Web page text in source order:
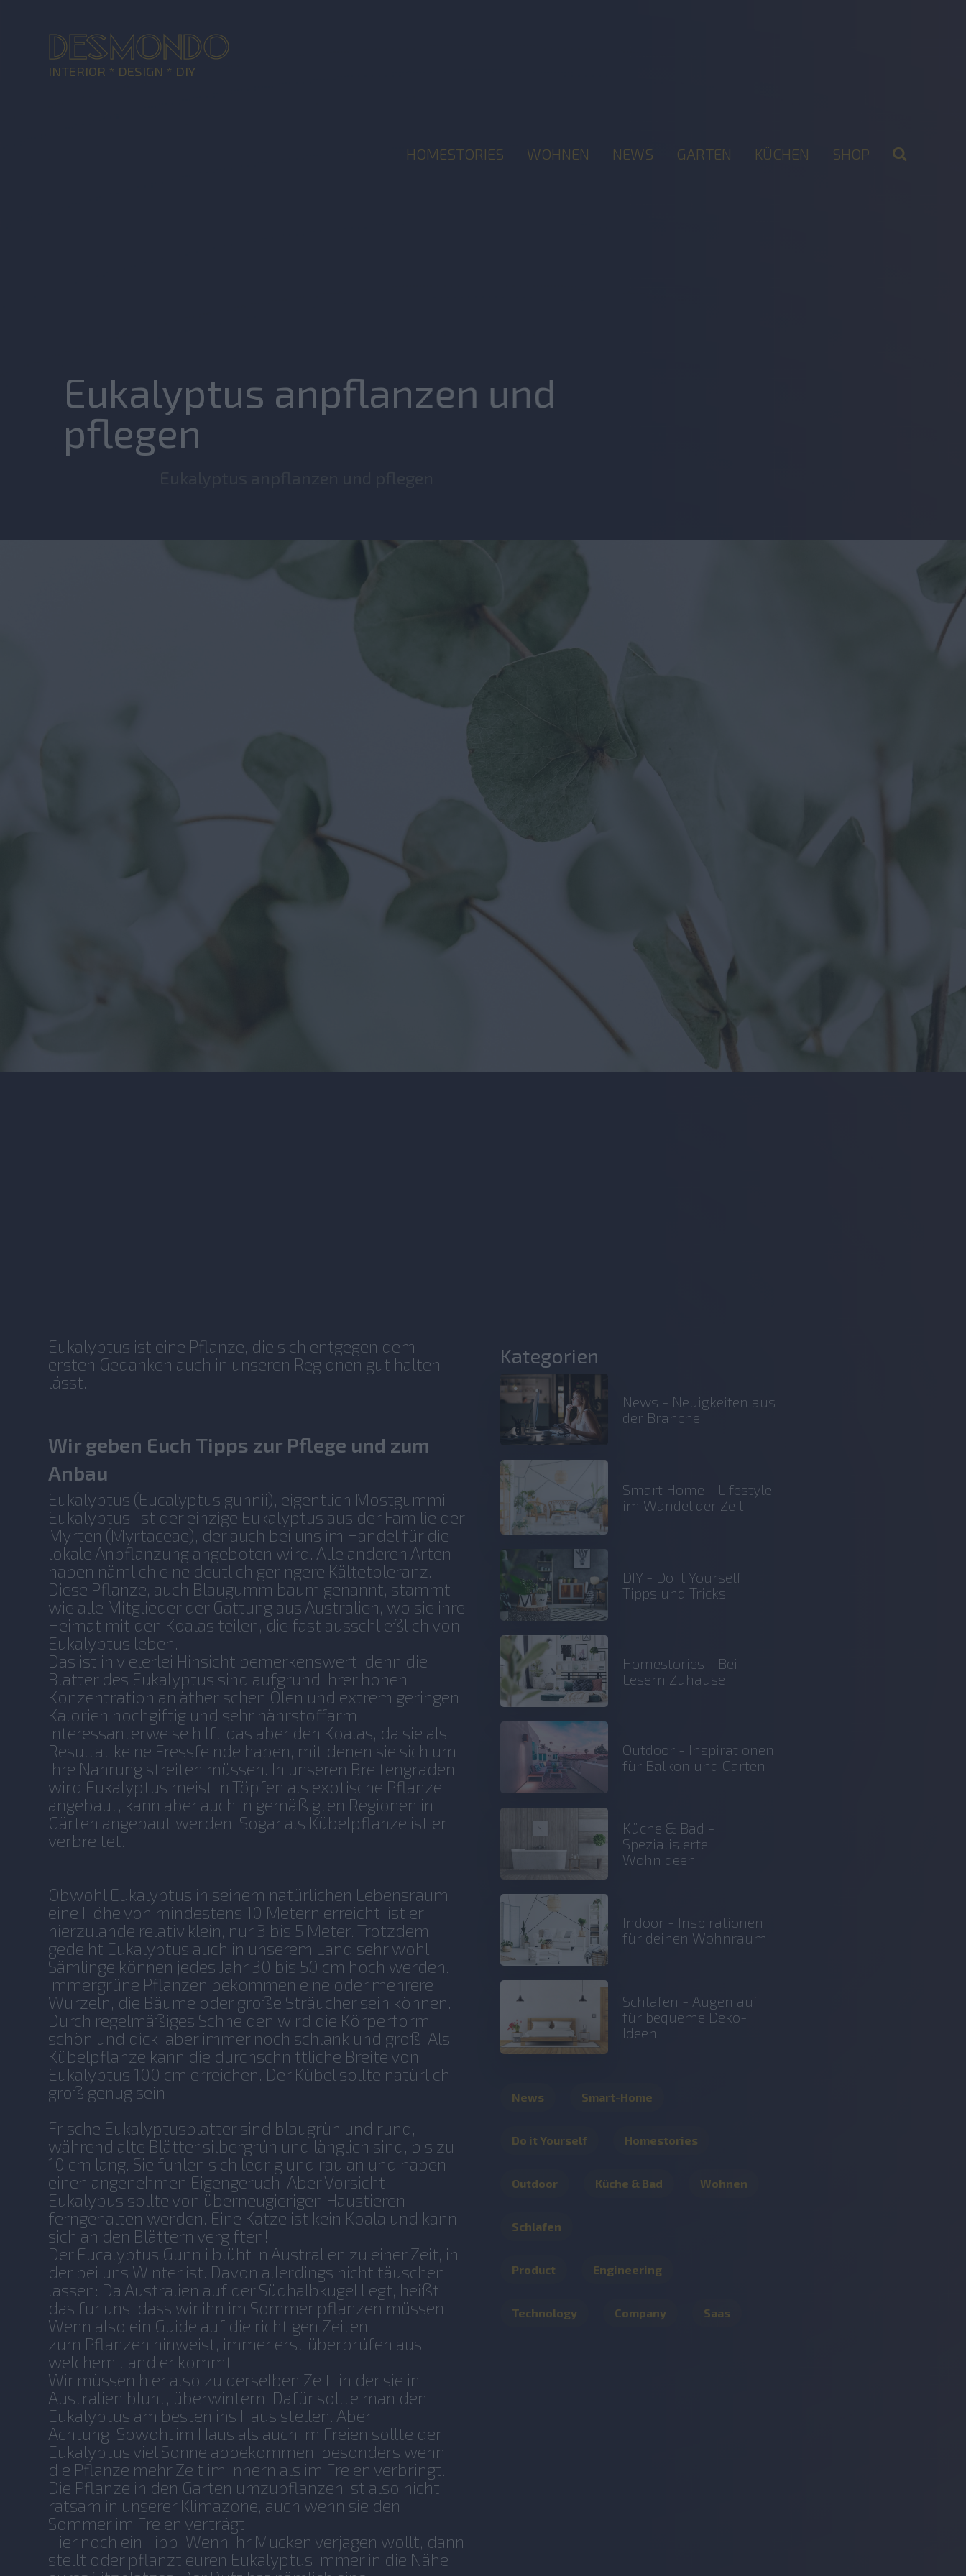
DESMONDO
INTERIOR * DESIGN * DIY
HOMESTORIES WOHNEN NEWS GARTEN KÜCHEN SHOP 2
Eukalyptus anpflanzen und
pflegen
Eukalyptus ist eine Pflanze, die sich entgegen dem
ersten Gedanken auch in unseren Regionen gut halten
lässt.
Wir geben Euch Tipps zur Pflege und zum
Anbau
Eukalyptus (Eucalyptus gunnii), eigentlich Mostgummi-
Eukalyptus, ist der einzige Eukalyptus aus der Familie der
Myrten (Myrtaceae), der auch bei uns im Handel für die
lokale Anpflanzung angeboten wird. Alle anderen Arten
haben nämlich eine deutlich geringere Kältetoleranz.
Diese Pflanze, auch Blaugummibaum genannt, stammt
wie alle Mitglieder der Gattung aus Australien, wo sie ihre
Heimat mit den Koalas teilen, die fast ausschließlich von
Eukalyptus leben.
Das ist in vielerlei Hinsicht bemerkenswert, denn die
Blätter des Eukalyptus sind aufgrund ihrer hohen
Konzentration an ätherischen Ölen und extrem geringen
Kalorien hochgiftig und sehr nährstoffarm.
Interessanterweise hilft das aber den Koalas, da sie als
Resultat keine Fressfeinde haben, mit denen sie sich um
ihre Nahrung streiten müssen. In unseren Breitengraden
wird Eukalyptus meist in Töpfen als exotische Pflanze
angebaut, kann aber auch in gemäßigten Regionen in
Gärten angebaut werden. Sogar als Kübelpflanze ist er
verbreitet.
Obwohl Eukalyptus in seinem natürlichen Lebensraum
eine Höhe von mindestens 10 Metern erreicht, ist er
hierzulande relativ klein, nur 3 bis 5 Meter. Trotzdem
gedeiht Eukalyptus auch in unserem Land sehr wohl:
Sämlinge können jedes Jahr 30 bis 50 cm hoch werden.
Immergrüne Pflanzen bekommen eine oder mehrere
Wurzeln, die Bäume oder große Sträucher sein können.
Durch regelmäßiges Schneiden wird die Körperform
schön und dick, aber immer noch schlank und groß. Als
Kübelpflanze kann die durchschnittliche Breite von
Eukalyptus 100 cm erreichen. Der Kübel sollte natürlich
groß genug sein.
Frische Eukalyptusblätter sind blaugrün und rund,
während alte Blätter silbergrün und länglich sind, bis zu
10 cm lang. Sie fühlen sich ledrig und rau an und haben
einen angenehmen Eigengeruch. Aber Vorsicht:
Eukalypus sollte von überneugierigen Haustieren
ferngehalten werden. Eine Katze ist kein Koala und kann
sich an den Blättern vergiften!
Der Eucalyptus Gunnii blüht in Australien zu einer Zeit, in
der bei uns Winter ist. Davon allerdings nicht täuschen
lassen: Da Australien auf der Südhalbkugel liegt, heißt
das für uns, dass wir ihn im Sommer pflanzen müssen.
Wenn also ein Guide auf die richtigen Zeiten
zum Pflanzen hinweist, immer erst überprüfen aus
welchem Land er kommt.
Wir müssen hier also zu derselben Zeit, in der sie in
Australien blüht, überwintern. Dafür sollte man den
Eukalyptus am besten ins Haus stellen. Aber
Achtung: Sowohl im Haus als auch im Freien sollte der
Eukalyptus viel Sonne abbekommen, besonders wenn
die Pflanze mehr Zeit im Innern als im Freien verbringt.
Die Pflanze in den Garten umzupflanzen ist also nicht
ratsam in unserer Klimazone, auch wenn sie den
Sommer im Freien verträgt.
Hier noch ein Tipp: Wenn ihr Mücken verjagen wollt, dann
stellt oder pflanzt euren Eukalyptus immer in die Nähe
Kategorien
News - Neuigkeiten aus
der Branche
Smart Home - Lifestyle
im Wandel der Zeit
DIY - Do it Yourself
Tipps und Tricks
Homestories - Bei
Lesern Zuhause
Outdoor - Inspirationen
für Balkon und Garten
Küche & Bad -
Spezialisierte
Wohnideen
Indoor - Inspirationen
für deinen Wohnraum
Schlafen - Augen auf
für bequeme Deko-
Ideen
News Smart-Home
Do it Yourself Homestories
Outdoor Küche & Bad Wohnen
Schlafen
Product Engineering
Technology Company Saas